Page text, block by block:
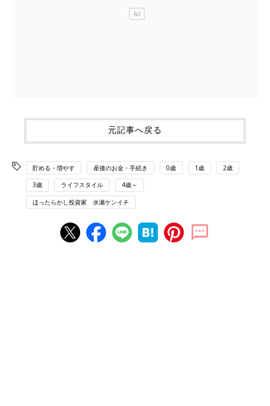
元記事へ戻る
貯める・増やす 産後のお金・手続き 0歳 1歳 2歳
3歳 ライフスタイル 4歳～
ほったらかし投資家 水瀬ケンイチ